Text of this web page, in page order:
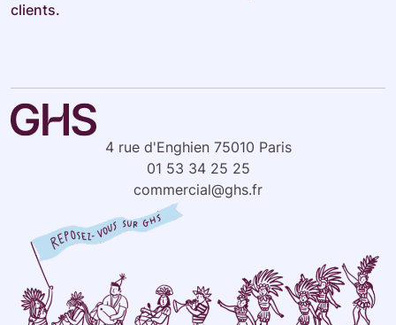
clients.
4 rue d'Enghien 75010 Paris
01 53 34 25 25
commercial@ghs.fr